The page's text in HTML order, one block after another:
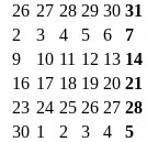
26 27 28 29 30 31
2
3 4 5 6 7
9
10 11 12 13 14
16 17 18 19 20 21
23 24 25 26 27 28
30 1 2 3 4 5